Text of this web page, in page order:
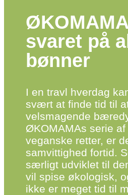
svaret på
bønner
I en travl hverdag
svært at finde tid til
velsmagende
ØKOMAMAs serie af
veganske retter, er
sam­vittighed fortid.
særligt udviklet til
vil spise økologisk,
ikke er meget tid til